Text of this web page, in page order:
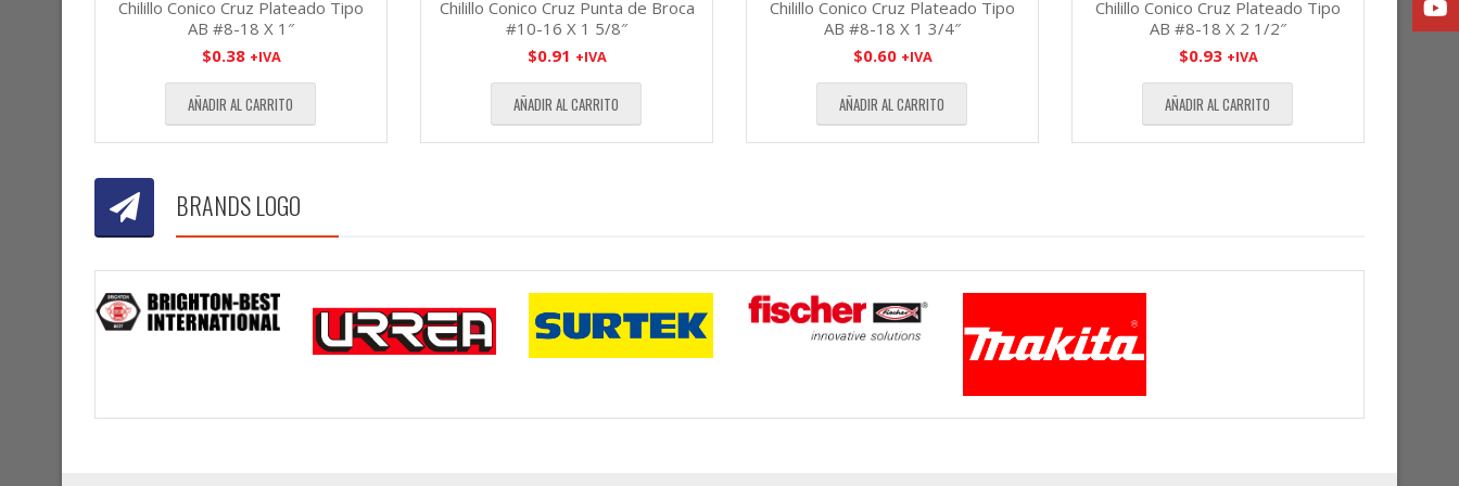
Chilillo Conico Cruz Plateado Tipo
AB #8-18 X 1″
$0.38 +IVA
AÑADIR AL CARRITO
Chilillo Conico Cruz Punta de Broca
#10-16 X 1 5/8″
$0.91 +IVA
AÑADIR AL CARRITO
Chilillo Conico Cruz Plateado Tipo
AB #8-18 X 1 3/4″
$0.60 +IVA
AÑADIR AL CARRITO
Chilillo Conico Cruz Plateado Tipo
AB #8-18 X 2 1/2″
$0.93 +IVA
AÑADIR AL CARRITO
BRANDS LOGO